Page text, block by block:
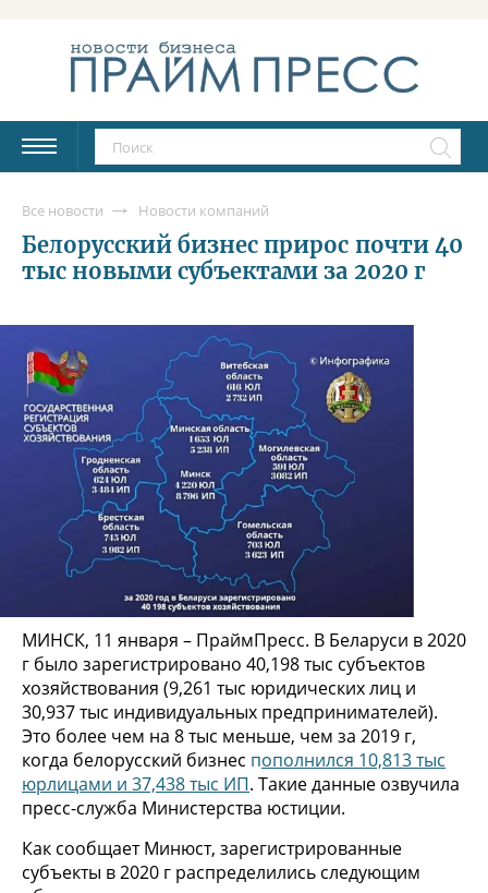
Все новости Новости компаний
Белорусский бизнес прирос почти 40
тыс новыми субъектами за 2020 г
МИНСК, 11 января – ПраймПресс. В Беларуси в 2020
г было зарегистрировано 40,198 тыс субъектов
хозяйствования (9,261 тыс юридических лиц и
30,937 тыс индивидуальных предпринимателей).
Это более чем на 8 тыс меньше, чем за 2019 г,
когда белорусский бизнес пополнился 10,813 тыс
юрлицами и 37,438 тыс ИП. Такие данные озвучила
пресс-служба Министерства юстиции.
Как сообщает Минюст, зарегистрированные
субъекты в 2020 г распределились следующим